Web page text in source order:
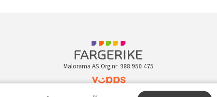
Malorama AS Org nr: 988 950 475